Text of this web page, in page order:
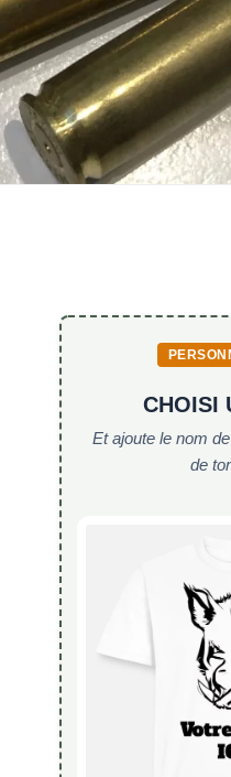
CHOISI
Et ajoute le nom
de